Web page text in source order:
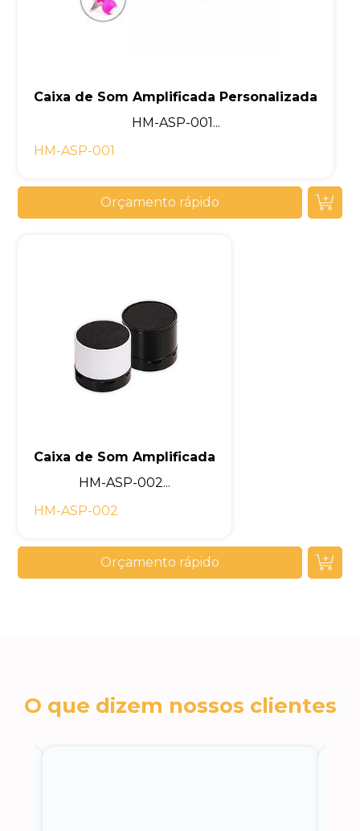
Caixa de Som Amplificada Personalizada
HM-ASP-001...
HM-ASP-001
Orçamento rápido
Caixa de Som Amplificada
HM-ASP-002...
HM-ASP-002
Orçamento rápido
O que dizem nossos clientes